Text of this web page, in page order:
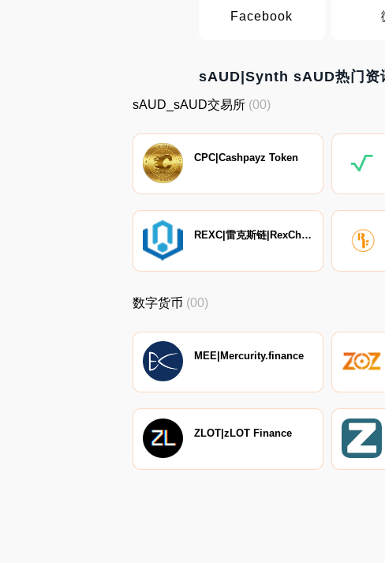
Facebook
sAUD|Synth sAUD热门资
sAUD_sAUD交易所 (00)
CPC|Cashpayz Token
REXC|雷克斯链|RexChain
数字货币 (00)
MEE|Mercurity.finance
ZLOT|zLOT Finance